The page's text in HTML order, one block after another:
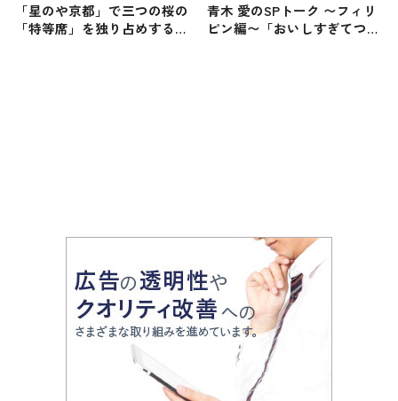
「星のや京都」で三つの桜の
「特等席」を独り占めする滞
青木 愛のSPトーク 〜フィリ
ピン編〜「おいしすぎてつい